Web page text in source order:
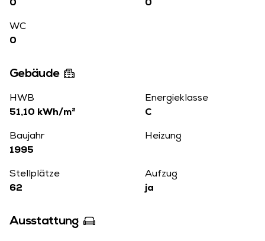
0
0
WC
0
Gebäude
HWB
51,10 kWh/m²
Energieklasse
C
Baujahr
1995
Heizung
Stellplätze
62
Aufzug
ja
Ausstattung